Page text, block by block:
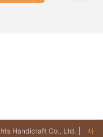
Handicraft Co., Ltd. | 사